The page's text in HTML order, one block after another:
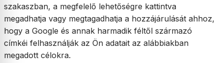
szakaszban, a megfelelő lehetőségre kattintva
megadhatja vagy megtagadhatja a hozzájárulását ahhoz,
hogy a Google és annak harmadik féltől származó
címkéi felhasználják az Ön adatait az alábbiakban
megadott célokra.